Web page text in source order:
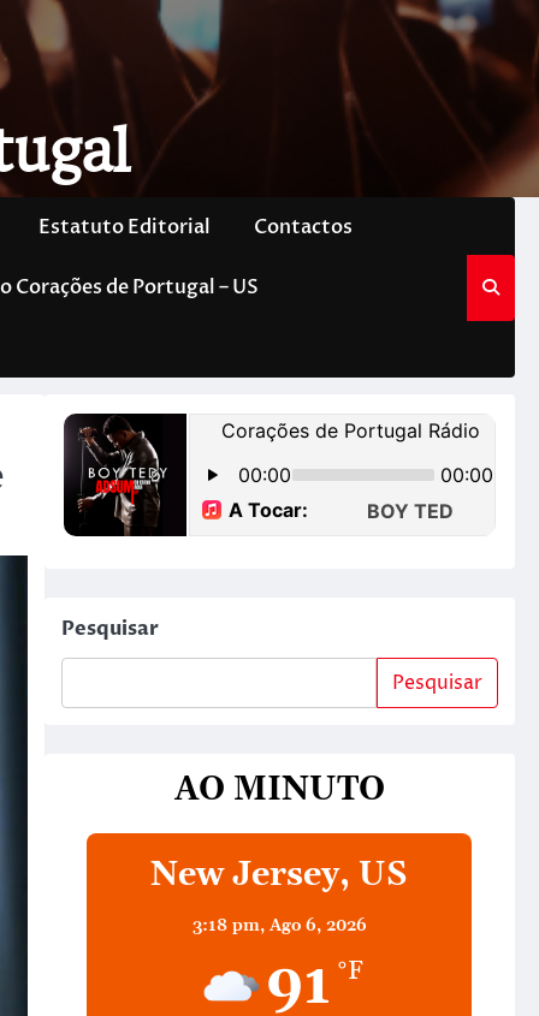
Estatuto Editorial Contactos
Corações de Portugal – US
Pesquisar
Pesquisar
AO MINUTO
New Jersey, US
3:18 pm, Ago 6, 2026
91 °F